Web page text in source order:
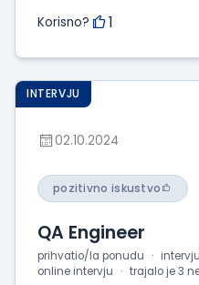
Korisno? 1
INTERVJU
02.10.2024
pozitivno iskustvo
QA Engineer
prihvatio/la ponudu
online intervju
trajalo je 3